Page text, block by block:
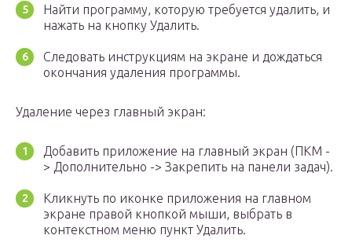
Найти программу, которую требуется удалить, и
нажать на кнопку Удалить.
Следовать инструкциям на экране и дождаться
окончания удаления программы.
Удаление через главный экран:
Добавить приложение на главный экран (ПКМ -
> Дополнительно -> Закрепить на панели задач).
Кликнуть по иконке приложения на главном
экране правой кнопкой мыши, выбрать в
контекстном меню пункт Удалить.